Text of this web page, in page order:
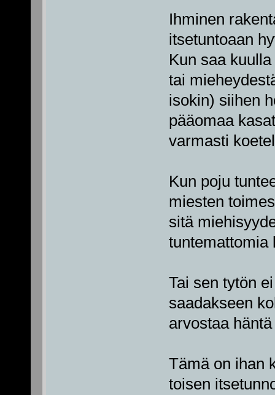
Ihminen
itsetuntoaan
Kun saa
tai
isokin) siihen
pääomaa
varmasti
Kun poju
miesten
sitä
tuntemattomia
Tai sen tytön
saadakseen
arvostaa
Tämä on ihan
toisen